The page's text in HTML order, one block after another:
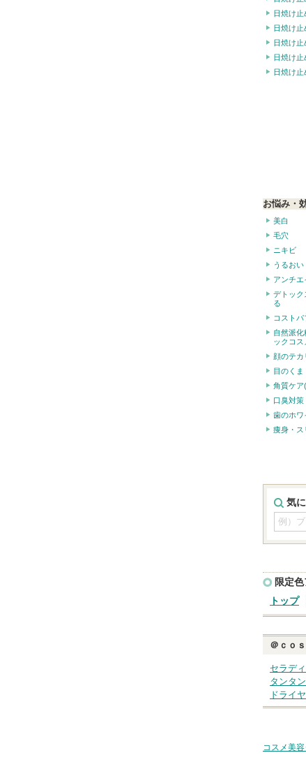
日焼け止
日焼け止
日焼け止
日焼け止
日焼け止
お悩み・
美白
毛穴
ニキビ
うるおい
アンチエ
デトック
る
コストパ
自然派化
ックコス
顔のテカ
目のくま
角質ケア
口臭対
歯のホワ
痩身・ス
気
限定
トップ
＠ｃｏ
セラデ
タンタ
ドライ
コスメ美